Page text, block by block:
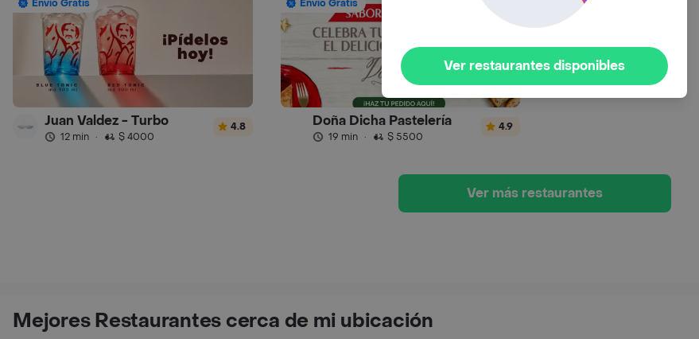
Envío Gratis
Juan Valdez - Turbo
12 min · $ 4000
4.8
Envío Gratis
Doña Dicha Pastelería
19 min · $ 5500
4.9
Ver más restaurantes
Mejores Restaurantes cerca de mi ubicación
Ver restaurantes disponibles